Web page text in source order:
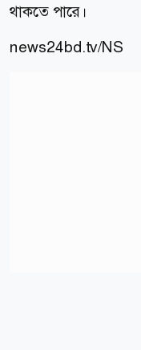
থাকতে পারে।
news24bd.tv/NS